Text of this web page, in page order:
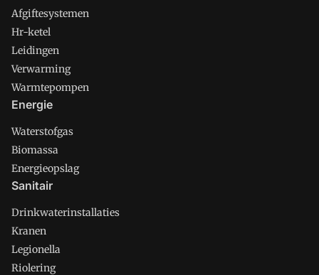
Afgiftesystemen
Hr-ketel
Leidingen
Verwarming
Warmtepompen
Energie
Waterstofgas
Biomassa
Energieopslag
Sanitair
Drinkwaterinstallaties
Kranen
Legionella
Riolering